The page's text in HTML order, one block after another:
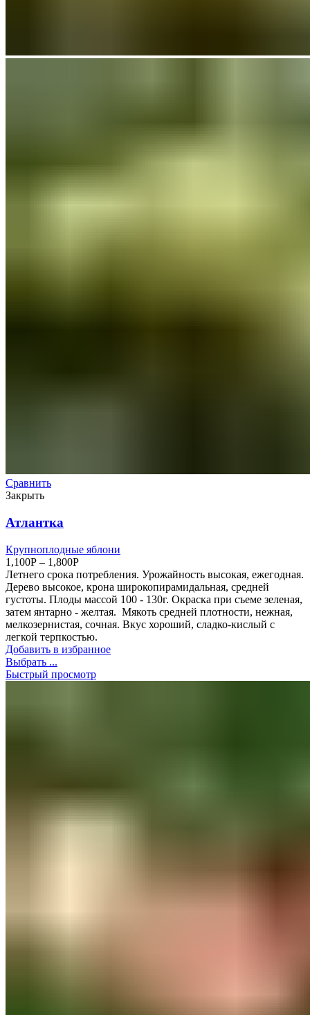
Сравнить
Закрыть
Атлантка
Крупноплодные яблони
1,100Р – 1,800Р
Летнего срока потребления. Урожайность высокая, ежегодная.
Дерево высокое, крона широкопирамидальная, средней
густоты. Плоды массой 100 - 130г. Окраска при съеме зеленая,
затем янтарно - желтая. Мякоть средней плотности, нежная,
мелкозернистая, сочная. Вкус хороший, сладко-кислый с
легкой терпкостью.
Добавить в избранное
Выбрать ...
Быстрый просмотр